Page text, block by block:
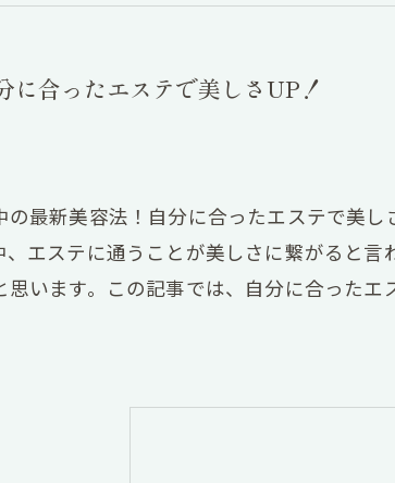
に合ったエステで美しさUP！
の最新美容法！自分に合ったエステで美
、エステに通うことが美しさに繋がると
います。この記事では、自分に合った